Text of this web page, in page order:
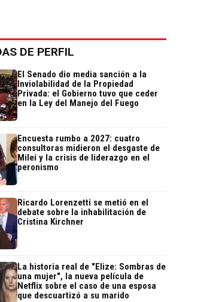
DE PERFIL
El Senado dio media sanción a la
Inviolabilidad de la Propiedad
Privada: el Gobierno tuvo que ceder
en la Ley del Manejo del Fuego
Encuesta rumbo a 2027: cuatro
consultoras midieron el desgaste de
Milei y la crisis de liderazgo en el
peronismo
Ricardo Lorenzetti se metió en el
debate sobre la inhabilitación de
Cristina Kirchner
La historia real de "Elize: Sombras de
una mujer", la nueva película de
Netflix sobre el caso de una esposa
que descuartizó a su marido